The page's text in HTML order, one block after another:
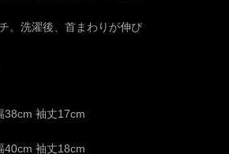
。洗濯後、首まわりが伸び
38cm 袖丈17cm
40cm 袖丈18cm